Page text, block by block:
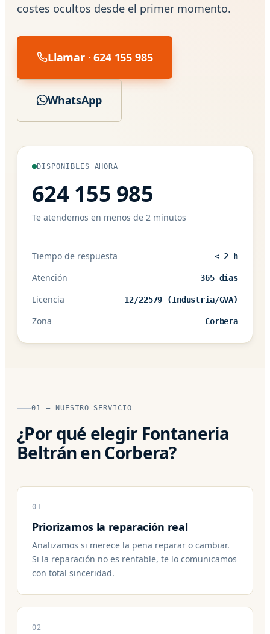
costes ocultos desde el primer momento.
Llamar · 624 155 985
WhatsApp
DISPONIBLES AHORA
624 155 985
Te atendemos en menos de 2 minutos
Tiempo de respuesta < 2 h
Atención 365 días
Licencia 12/22579 (Industria/GVA)
Zona Corbera
01 — NUESTRO SERVICIO
¿Por qué elegir Fontaneria
Beltrán en Corbera?
01
Priorizamos la reparación real
Analizamos si merece la pena reparar o cambiar.
Si la reparación no es rentable, te lo comunicamos
con total sinceridad.
02